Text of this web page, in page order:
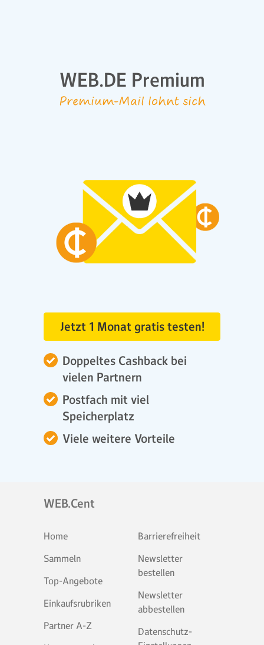
WEB.DE Premium
Premium-Mail lohnt sich
Doppeltes Cashback bei
vielen Partnern
Postfach mit viel
Speicherplatz
Viele weitere Vorteile
Jetzt 1 Monat gratis testen!
WEB.Cent
Home
Sammeln
Top-Angebote
Einkaufsrubriken
Partner A-Z
Barrierefreiheit
Newsletter
bestellen
Newsletter
abbestellen
Datenschutz-